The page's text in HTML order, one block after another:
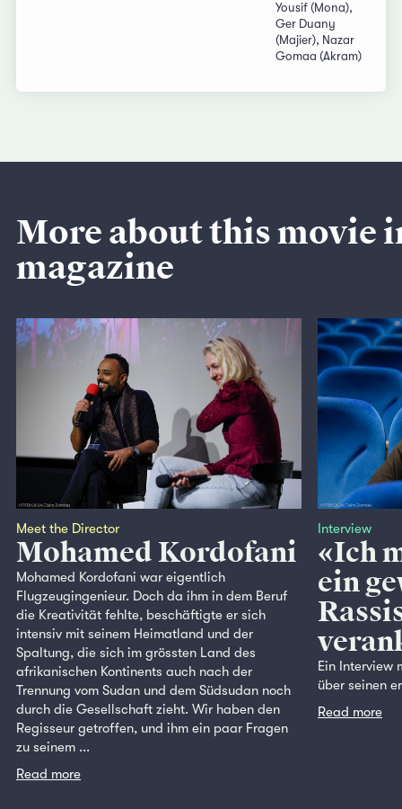
Yousif (Mona),
Ger Duany
(Majier), Nazar
Gomaa (Akram)
More about this movie
magazine
Meet the Director
Mohamed Kordofani
Mohamed Kordofani war eigentlich
Flugzeugingenieur. Doch da ihm in dem Beruf
die Kreativität fehlte, beschäftigte er sich
intensiv mit seinem Heimatland und der
Spaltung, die sich im grössten Land des
afrikanischen Kontinents auch nach der
Trennung vom Sudan und dem Südsudan noch
durch die Gesellschaft zieht. Wir haben den
Regisseur getroffen, und ihm ein paar Fragen
zu seinem ...
Read more
Interview
«Ich
ein
Ein Interview
über seinen
Read more